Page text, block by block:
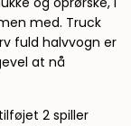
med. Truck
fuld halvvogn er
at nå
2 spiller